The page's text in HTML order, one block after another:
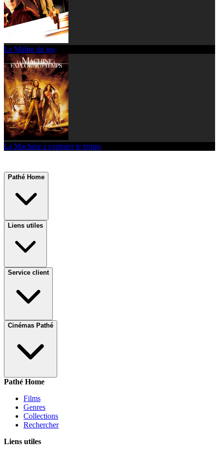
Le Maître du jeu
La Machine à explorer le temps
Pathé Home
Liens utiles
Service client
Cinémas Pathé
Pathé Home
Films
Genres
Collections
Rechercher
Liens utiles